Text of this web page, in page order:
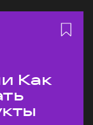
Как